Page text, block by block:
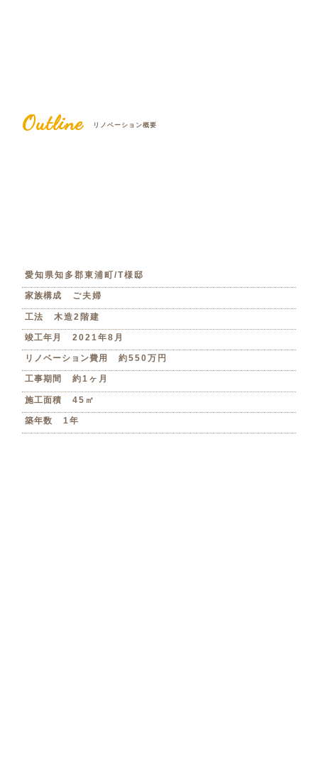
Outline リノベーション概要
愛知県知多郡東浦町/T様邸
家族構成 ご夫婦
工法 木造2階建
竣工年月 2021年8月
リノベーション費用 約550万円
工事期間 約1ヶ月
施工面積 45㎡
築年数 1年